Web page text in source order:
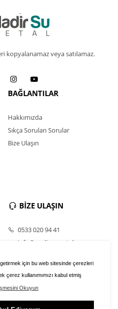
için bu web sitesinde çerezleri
çerez kullanımımızı kabul etmiş
Okuyun
kopyalanamaz veya satılamaz.
BAĞLANTILAR
Hakkımızda
Sıkça Sorulan Sorular
Bize Ulaşın
BİZE ULAŞIN
0533 020 94 41
info@nadirsumetal.com